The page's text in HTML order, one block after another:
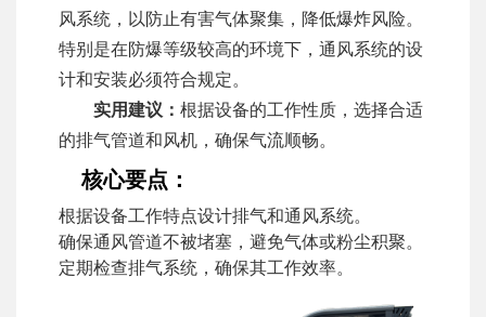
风系统，以防止有害气体聚集，降低爆炸风险。
特别是在防爆等级较高的环境下，通风系统的设
计和安装必须符合规定。
实用建议： 根据设备的工作性质，选择合适
的排气管道和风机，确保气流顺畅。
核心要点：
根据设备工作特点设计排气和通风系统。
确保通风管道不被堵塞，避免气体或粉尘积聚。
定期检查排气系统，确保其工作效率。